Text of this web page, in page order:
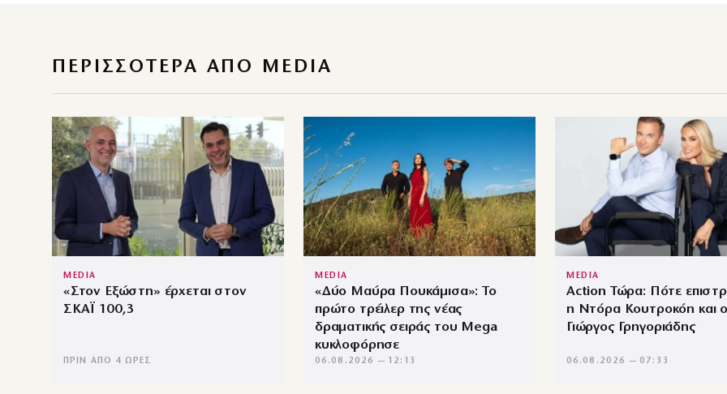
ΠΕΡΙΣΣΌΤΕΡΑ ΑΠΌ MEDIA
MEDIA
«Στον Εξώστη» έρχεται στον
ΣΚΑΪ 100,3
ΠΡΙΝ ΑΠΌ 4 ΏΡΕΣ
MEDIA
«Δύο Μαύρα Πουκάμισα»: Το
πρώτο τρέιλερ της νέας
δραματικής σειράς του Mega
κυκλοφόρησε
06.08.2026 — 12:13
MEDIA
Action Τώρα: Πότε
η Ντόρα Κουτροκόη και
Γιώργος Γρηγοριάδης
06.08.2026 — 07:33